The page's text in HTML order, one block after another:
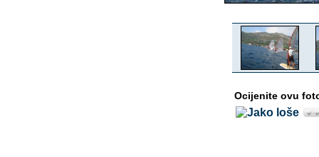
Ocijenite ovu